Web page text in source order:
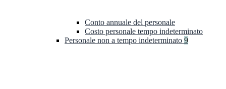
Conto annuale del personale
Costo personale tempo indeterminato
Personale non a tempo indeterminato 9